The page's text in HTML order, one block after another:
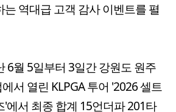
역대급 고객 감사 이벤트를 펼
6월 5일부터 3일간 강원도 원주
서 열린 KLPGA 투어 '2026 셀트
에서 최종 합계 15언더파 201타